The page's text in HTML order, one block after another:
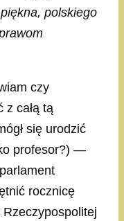
polskiego
czy
z całą tą
się urodzić
profesor?) —
rocznicę
Rzeczypospolitej